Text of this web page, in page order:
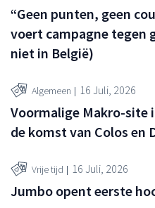
“Geen punten, geen
voert campagne tegen
niet in België)
Algemeen 16 Juli, 2026
Voormalige Makro-site
de komst van Colos en
Vrije tijd 16 Juli, 2026
Jumbo opent eerste